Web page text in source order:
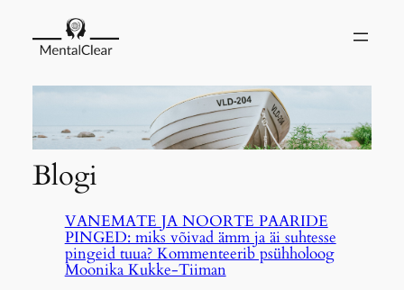
Blogi
VANEMATE JA NOORTE PAARIDE
PINGED: miks võivad ämm ja äi suhtesse
pingeid tuua? Kommenteerib psühholoog
Moonika Kukke-Tiiman